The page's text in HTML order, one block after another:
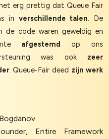
erg prettig dat Queue Fair
in verschillende talen. De
de code waren geweldig en
afgestemd op ons
was ook zeer
. Queue-Fair deed zijn werk
Entire Framework